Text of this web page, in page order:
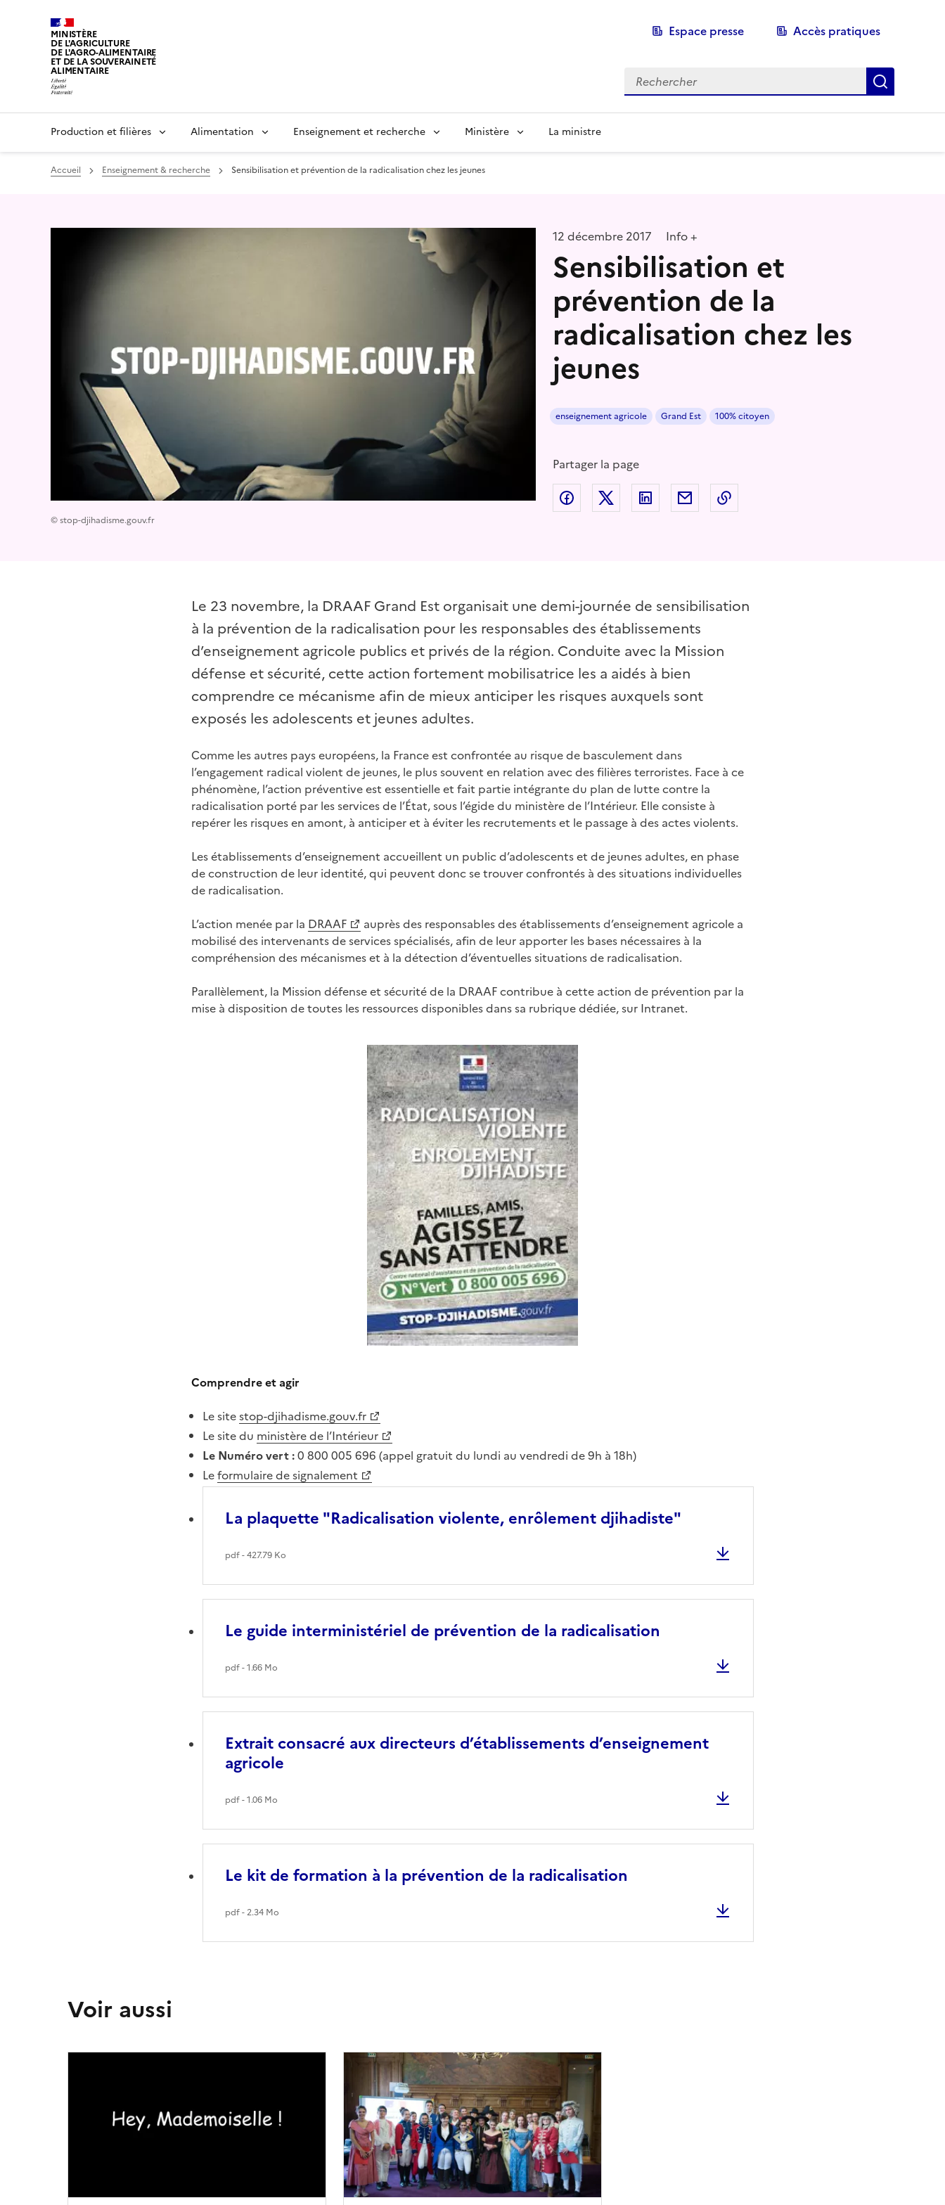
MINISTÈRE
DE L'AGRICULTURE
DE L'AGRO-ALIMENTAIRE
ET DE LA SOUVERAINETÉ
ALIMENTAIRE
Espace presse Accès pratiques
Recherche
Production et filières Alimentation Enseignement et recherche Ministère La ministre
Accueil Enseignement & recherche Sensibilisation et prévention de la radicalisation chez les jeunes
© stop-djihadisme.gouv.fr
12 décembre 2017 Info +
Sensibilisation et
prévention de la
radicalisation chez les
jeunes
enseignement agricole Grand Est 100% citoyen
Partager la page
Partager sur Facebook
Partager sur Twitter
Partager sur LinkedIn
Partager par email
Le 23 novembre, la DRAAF Grand Est organisait une demi-journée de sensibilisation
à la prévention de la radicalisation pour les responsables des établissements
d’enseignement agricole publics et privés de la région. Conduite avec la Mission
défense et sécurité, cette action fortement mobilisatrice les a aidés à bien
comprendre ce mécanisme afin de mieux anticiper les risques auxquels sont
exposés les adolescents et jeunes adultes.
Comme les autres pays européens, la France est confrontée au risque de basculement dans
l’engagement radical violent de jeunes, le plus souvent en relation avec des filières terroristes. Face à ce
phénomène, l’action préventive est essentielle et fait partie intégrante du plan de lutte contre la
radicalisation porté par les services de l’État, sous l’égide du ministère de l’Intérieur. Elle consiste à
repérer les risques en amont, à anticiper et à éviter les recrutements et le passage à des actes violents.
Les établissements d’enseignement accueillent un public d’adolescents et de jeunes adultes, en phase
de construction de leur identité, qui peuvent donc se trouver confrontés à des situations individuelles
de radicalisation.
L’action menée par la DRAAF
auprès des responsables des établissements d’enseignement agricole a
mobilisé des intervenants de services spécialisés, afin de leur apporter les bases nécessaires à la
compréhension des mécanismes et à la détection d’éventuelles situations de radicalisation.
Parallèlement, la Mission défense et sécurité de la DRAAF contribue à cette action de prévention par la
mise à disposition de toutes les ressources disponibles dans sa rubrique dédiée, sur Intranet.
Comprendre et agir
Le sitestop-djihadisme.gouv.fr
Le site du ministère de l’Intérieur
Le Numéro vert :0 800 005 696 (appel gratuit du lundi au vendredi de 9h à 18h)
Leformulaire de signalement
La plaquette "Radicalisation violente, enrôlement djihadiste"
pdf - 427.79 Ko
Le guide interministériel de prévention de la radicalisation
pdf - 1.66 Mo
Extrait consacré aux directeurs d’établissements d’enseignement
agricole
pdf - 1.06 Mo
Le kit de formation à la prévention de la radicalisation
pdf - 2.34 Mo
Voir aussi